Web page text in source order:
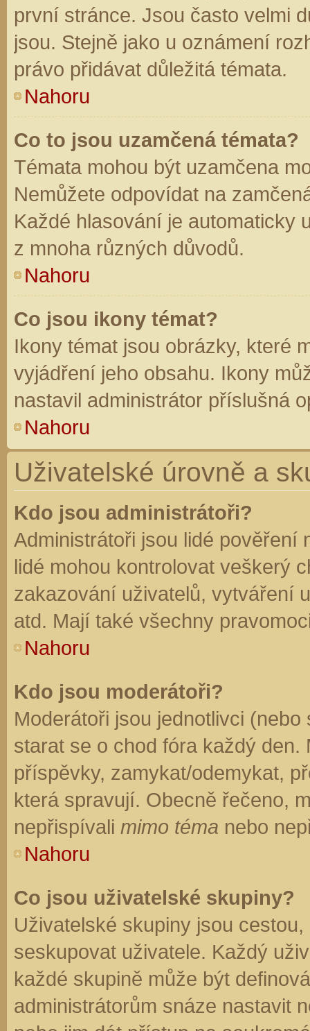
první stránce. Jsou často velmi
jsou. Stejně jako u oznámení
právo přidávat důležitá témata.
Nahoru
Co to jsou uzamčená témata?
Témata mohou být uzamčena
Nemůžete odpovídat na
Každé hlasování je automaticky
z mnoha různých důvodů.
Nahoru
Co jsou ikony témat?
Ikony témat jsou obrázky, které
vyjádření jeho obsahu. Ikony
nastavil administrátor příslušná
Nahoru
Uživatelské úrovně a
Kdo jsou administrátoři?
Administrátoři jsou lidé pověření
lidé mohou kontrolovat veškerý
zakazování uživatelů, vytváření
atd. Mají také všechny
Nahoru
Kdo jsou moderátoři?
Moderátoři jsou jednotlivci
starat se o chod fóra každý
příspěvky, zamykat/odemykat,
která spravují. Obecně řečeno,
nepřispívali mimo téma nebo
Nahoru
Co jsou uživatelské skupiny?
Uživatelské skupiny jsou
seskupovat uživatele. Každý
každé skupině může být
administrátorům snáze nastavit